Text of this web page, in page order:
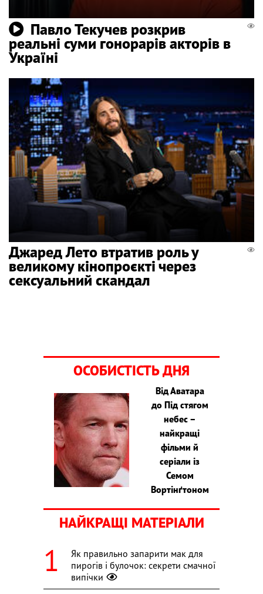
Павло Текучев розкрив
реальні суми гонорарів акторів в
Україні
Джаред Лето втратив роль у
великому кінопроєкті через
сексуальний скандал
ОСОБИСТІСТЬ ДНЯ
Від Аватара
до Під стягом
небес –
найкращі
фільми й
серіали із
Семом
Вортінґтоном
НАЙКРАЩІ МАТЕРІАЛИ
Як правильно запарити мак для
пирогів і булочок: секрети смачної
випічки